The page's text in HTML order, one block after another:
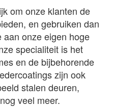
om onze klanten de
en gebruiken dan
onze eigen hoge
specialiteit is het
en de bijbehorende
zijn ook
stalen deuren,
veel meer.